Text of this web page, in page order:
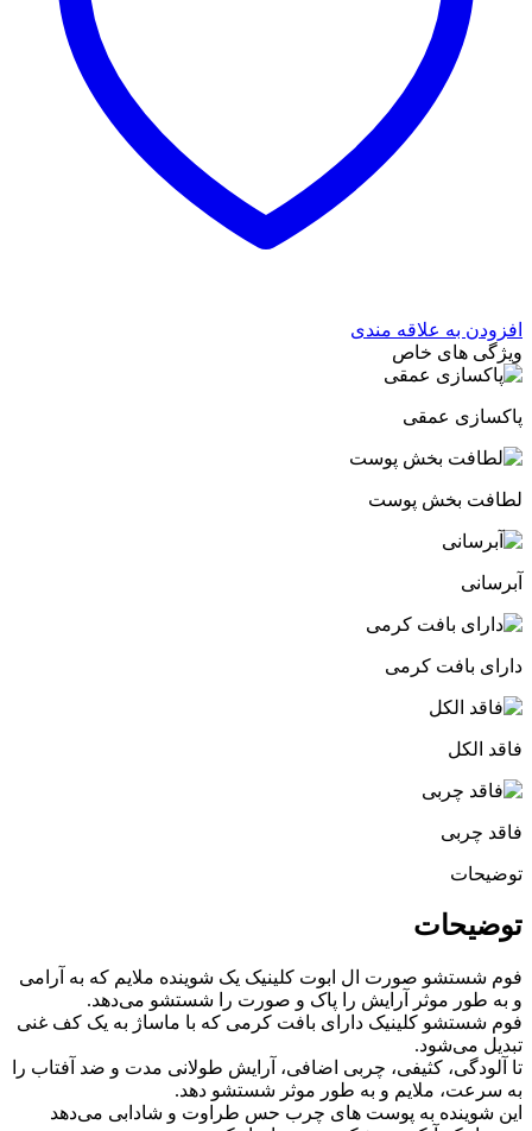
افزودن به علاقه مندی
ویژگی های خاص
پاکسازی عمقی
لطافت بخش پوست
آبرسانی
دارای بافت کرمی
فاقد الکل
فاقد چربی
توضیحات
توضیحات
فوم شستشو صورت ال ابوت کلینیک یک شوینده ملایم که به آرامی
و به طور موثر آرایش را پاک و صورت را شستشو می‌دهد.
فوم شستشو کلینیک دارای بافت کرمی که با ماساژ به یک کف غنی
تبدیل می‌شود.
تا آلودگی، کثیفی، چربی اضافی، آرایش طولانی مدت و ضد آفتاب را
به سرعت، ملایم و به طور موثر شستشو دهد.
این شوینده به پوست های چرب حس طراوت و شادابی می‌دهد